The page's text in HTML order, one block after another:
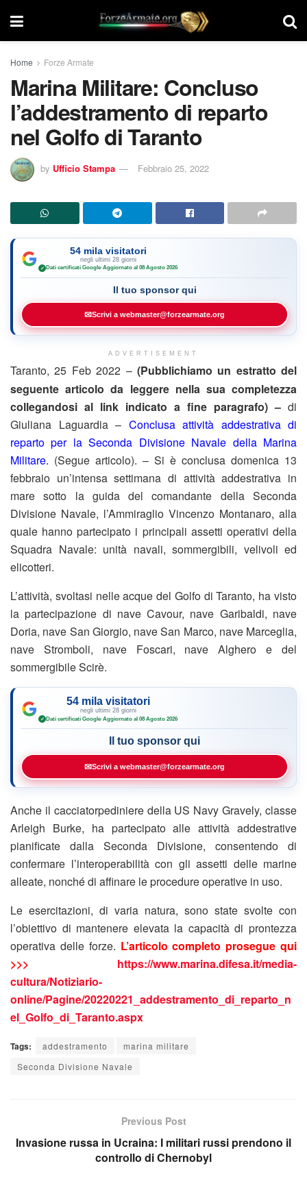
Home Forze Armate
Marina Militare: Concluso
l’addestramento di reparto
nel Golfo di Taranto
by Ufficio Stampa Febbraio 25, 2022
54 mila visitatori
negli ultimi 28 giorni
✓ Dati certificati Google·Aggiornato al 08 Agosto 2026
Il tuo sponsor qui
✉Scrivi a webmaster@forzearmate.org
ADVERTISEMENT
Taranto, 25 Feb 2022 – (Pubblichiamo un estratto del
seguente articolo da leggere nella sua completezza
collegandosi al link indicato a fine paragrafo) – di
Giuliana Laguardia – Conclusa attività addestrativa di
reparto per la Seconda Divisione Navale della Marina
Militare. (Segue articolo). – Si è conclusa domenica 13
febbraio un’intensa settimana di attività addestrativa in
mare sotto la guida del comandante della Seconda
Divisione Navale, l’Ammiraglio Vincenzo Montanaro, alla
quale hanno partecipato i principali assetti operativi della
Squadra Navale: unità navali, sommergibili, velivoli ed
elicotteri.
L’attività, svoltasi nelle acque del Golfo di Taranto, ha visto
la partecipazione di nave Cavour, nave Garibaldi, nave
Doria, nave San Giorgio, nave San Marco, nave Marceglia,
nave Stromboli, nave Foscari, nave Alghero e del
sommergibile Scirè.
54 mila visitatori
negli ultimi 28 giorni
✓ Dati certificati Google·Aggiornato al 08 Agosto 2026
Il tuo sponsor qui
✉Scrivi a webmaster@forzearmate.org
Anche il cacciatorpediniere della US Navy Gravely, classe
Arleigh Burke, ha partecipato alle attività addestrative
pianificate dalla Seconda Divisione, consentendo di
confermare l’interoperabilità con gli assetti delle marine
alleate, nonché di affinare le procedure operative in uso.
Le esercitazioni, di varia natura, sono state svolte con
l’obiettivo di mantenere elevata la capacità di prontezza
operativa delle forze. L’articolo completo prosegue qui
>>>
https://www.marina.difesa.it/media-
cultura/Notiziario-
online/Pagine/20220221_addestramento_di_reparto_n
el_Golfo_di_Taranto.aspx
Tags: addestramento
marina militare
Seconda Divisione Navale
Previous Post
Invasione russa in Ucraina: I militari russi prendono il
controllo di Chernobyl